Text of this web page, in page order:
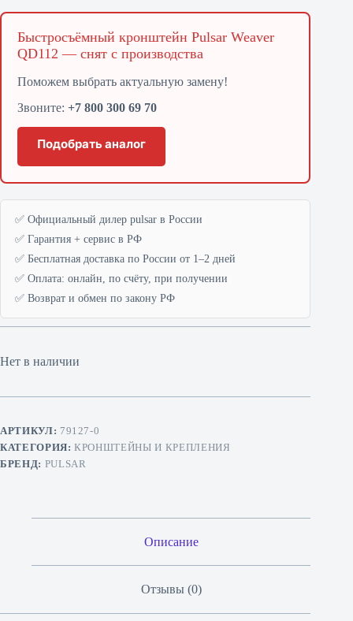
Быстросъёмный кронштейн Pulsar Weaver
QD112 — снят с производства
Поможем выбрать актуальную замену!
Звоните: +7 800 300 69 70
Подобрать аналог
✅ Официальный дилер pulsar в России
✅ Гарантия + сервис в РФ
✅ Бесплатная доставка по России от 1–2 дней
✅ Оплата: онлайн, по счёту, при получении
✅ Возврат и обмен по закону РФ
Нет в наличии
АРТИКУЛ: 79127-0
КАТЕГОРИЯ:КРОНШТЕЙНЫ И КРЕПЛЕНИЯ
БРЕНД: PULSAR
Описание
Отзывы (0)